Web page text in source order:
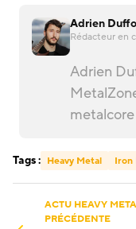
Adrien
Rédacteur en
Adrien
Tags : Heavy Metal Iron
ACTU HEAVY
PRÉCÉDENTE